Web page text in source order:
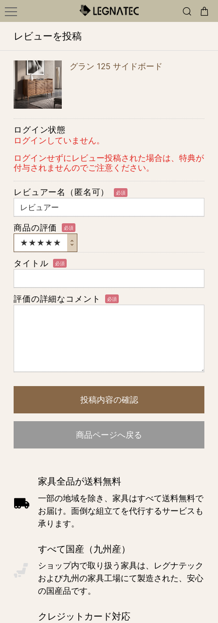
レビューを投稿
グラン 125 サイドボード
ログイン状態
ログインしていません。
ログインせずにレビュー投稿された場合は、特典が
付与されませんのでご注意ください。
レビュアー名（匿名可） 必須
商品の評価 必須
タイトル 必須
評価の詳細なコメント 必須
投稿内容の確認
商品ページへ戻る
家具全品が送料無料
一部の地域を除き、家具はすべて送料無料で
お届け。面倒な組立てを代行するサービスも
承ります。
すべて国産（九州産）
ショップ内で取り扱う家具は、レグナテック
および九州の家具工場にて製造された、安心
の国産品です。
クレジットカード対応